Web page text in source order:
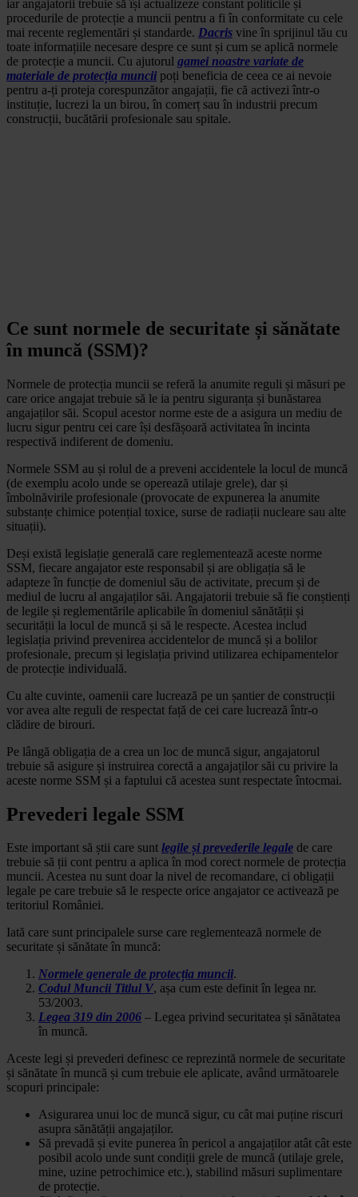
iar angajatorii trebuie să își actualizeze constant politicile și
procedurile de protecție a muncii pentru a fi în conformitate cu cele
mai recente reglementări și standarde. Dacris vine în sprijinul tău cu
toate informațiile necesare despre ce sunt și cum se aplică normele
de protecție a muncii. Cu ajutorul gamei noastre variate de
materiale de protecția muncii poți beneficia de ceea ce ai nevoie
pentru a-ți proteja corespunzător angajații, fie că activezi într-o
instituție, lucrezi la un birou, în comerț sau în industrii precum
construcții, bucătării profesionale sau spitale.
Ce sunt normele de securitate și sănătate
în muncă (SSM)?
Normele de protecția muncii se referă la anumite reguli și măsuri pe
care orice angajat trebuie să le ia pentru siguranța și bunăstarea
angajaților săi. Scopul acestor norme este de a asigura un mediu de
lucru sigur pentru cei care își desfășoară activitatea în incinta
respectivă indiferent de domeniu.
Normele SSM au și rolul de a preveni accidentele la locul de muncă
(de exemplu acolo unde se operează utilaje grele), dar și
îmbolnăvirile profesionale (provocate de expunerea la anumite
substanțe chimice potențial toxice, surse de radiații nucleare sau alte
situații).
Deși există legislație generală care reglementează aceste norme
SSM, fiecare angajator este responsabil și are obligația să le
adapteze în funcție de domeniul său de activitate, precum și de
mediul de lucru al angajaților săi. Angajatorii trebuie să fie conștienți
de legile și reglementările aplicabile în domeniul sănătății și
securității la locul de muncă și să le respecte. Acestea includ
legislația privind prevenirea accidentelor de muncă și a bolilor
profesionale, precum și legislația privind utilizarea echipamentelor
de protecție individuală.
Cu alte cuvinte, oamenii care lucrează pe un șantier de construcții
vor avea alte reguli de respectat față de cei care lucrează într-o
clădire de birouri.
Pe lângă obligația de a crea un loc de muncă sigur, angajatorul
trebuie să asigure și instruirea corectă a angajaților săi cu privire la
aceste norme SSM și a faptului că acestea sunt respectate întocmai.
Prevederi legale SSM
Este important să știi care sunt legile și prevederile legale de care
trebuie să ții cont pentru a aplica în mod corect normele de protecția
muncii. Acestea nu sunt doar la nivel de recomandare, ci obligații
legale pe care trebuie să le respecte orice angajator ce activează pe
teritoriul României.
Iată care sunt principalele surse care reglementează normele de
securitate și sănătate în muncă:
Normele generale de protecția muncii.
Codul Muncii Titlul V, așa cum este definit în legea nr.
53/2003.
Legea 319 din 2006 – Legea privind securitatea și sănătatea
în muncă.
Aceste legi și prevederi definesc ce reprezintă normele de securitate
și sănătate în muncă și cum trebuie ele aplicate, având următoarele
scopuri principale:
Asigurarea unui loc de muncă sigur, cu cât mai puține riscuri
asupra sănătății angajaților.
Să prevadă și evite punerea în pericol a angajaților atât cât este
posibil acolo unde sunt condiții grele de muncă (utilaje grele,
mine, uzine petrochimice etc.), stabilind măsuri suplimentare
de protecție.